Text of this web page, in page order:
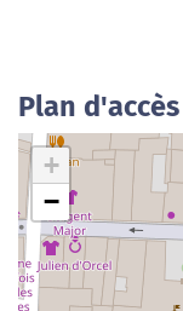
Plan d'accès
+
−